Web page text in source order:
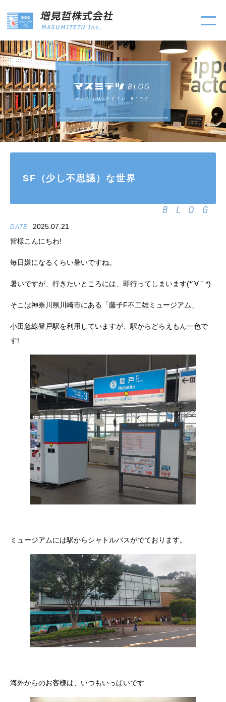
SF（少し不思議）な世界
BLOG
DATE
2025.07.21
皆様こんにちわ!
毎日嫌になるくらい暑いですね。
暑いですが、行きたいところには、即行ってしまいます(*´∀｀*)
そこは神奈川県川崎市にある「藤子F不二雄ミュージアム」
小田急線登戸駅を利用していますが、駅からどらえもん一色で
す!
ミュージアムには駅からシャトルバスがでております。
海外からのお客様は、いつもいっぱいです